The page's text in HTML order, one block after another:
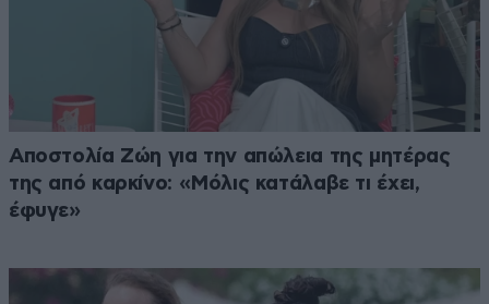
Αποστολία Ζώη για την απώλεια της μητέρας
της από καρκίνο: «Μόλις κατάλαβε τι έχει,
έφυγε»